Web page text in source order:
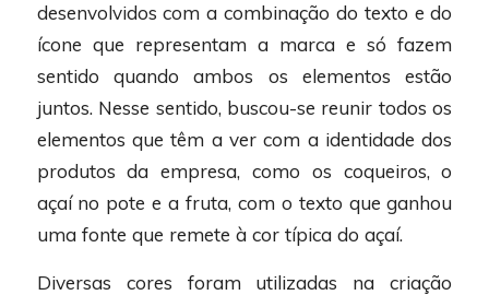
desenvolvidos com a combinação do texto e do
ícone que representam a marca e só fazem
sentido quando ambos os elementos estão
juntos. Nesse sentido, buscou-se reunir todos os
elementos que têm a ver com a identidade dos
produtos da empresa, como os coqueiros, o
açaí no pote e a fruta, com o texto que ganhou
uma fonte que remete à cor típica do açaí.
Diversas cores foram utilizadas na criação